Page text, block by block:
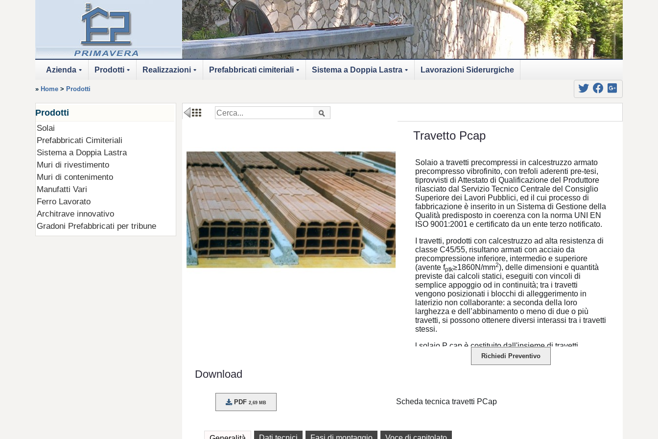
Azienda Prodotti Realizzazioni Prefabbricati cimiteriali Sistema a Doppia Lastra Lavorazioni Siderurgiche
» Home > Prodotti
Prodotti
Solai
Prefabbricati Cimiteriali
Sistema a Doppia Lastra
Muri di rivestimento
Muri di contenimento
Manufatti Vari
Ferro Lavorato
Architrave innovativo
Gradoni Prefabbricati per tribune
Travetto Pcap
Solaio a travetti precompressi in calcestruzzo armato
precompresso vibrofinito, con trefoli aderenti pre-tesi,
tiprovvisti di Attestato di Qualificazione del Produttore
rilasciato dal Servizio Tecnico Centrale del Consiglio
Superiore dei Lavori Pubblici, ed il cui processo di
fabbricazione è inserito in un Sistema di Gestione della
Qualità predisposto in coerenza con la norma UNI EN
ISO 9001:2001 e certificato da un ente terzo notificato.
I travetti, prodotti con calcestruzzo ad alta resistenza di
classe C45/55, risultano armati con acciaio da
precompressione inferiore, intermedio e superiore
(avente fptk≥1860N/mm2), delle dimensioni e quantità
previste dai calcoli statici, eseguiti con vincoli di
semplice appoggio od in continuità; tra i travetti
vengono posizionati i blocchi di alleggerimento in
laterizio non collaborante: a seconda della loro
larghezza e dell’abbinamento o meno di due o più
travetti, si possono ottenere diversi interassi tra i travetti
stessi.
l solaio P cap è costituito dall'insieme di travetti
prefabbricati in c.a.p.; blocchi in laterizio, aventi
principale funzione di alleggerimento, e getto di
Il comportamento solidale con le travi principali e/o con
le campate adiacenti viene garantito inserendo prima
resistere ad azioni taglianti ed a momento negativo.
Richiedi Preventivo
Download
PDF 2,69 MB Scheda tecnica travetti PCap